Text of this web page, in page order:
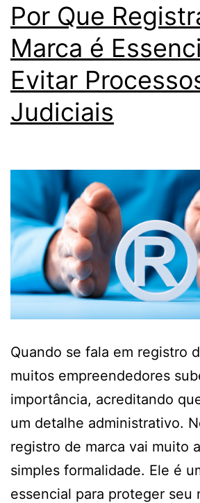
Por Que
Marca é
Evitar
Judiciais
Quando se fala em registro
muitos empreendedores
importância, acreditando
um detalhe administrativo.
registro de marca vai muito
simples formalidade. Ele é
essencial para proteger seu